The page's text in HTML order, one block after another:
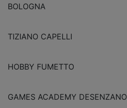
BOLOGNA
TIZIANO CAPELLI
HOBBY FUMETTO
GAMES ACADEMY DESENZANO